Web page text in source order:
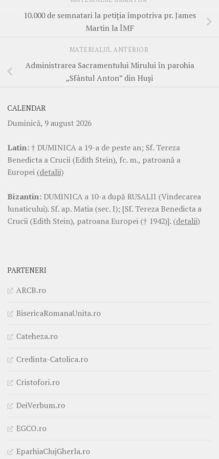
10.000 de semnatari la petiția împotriva pr. James
Martin la ÎMF
MATERIALUL ANTERIOR
Administrarea Sacramentului Mirului în parohia
„Sfântul Anton” din Huși
CALENDAR
Duminică, 9 august 2026
Latin:† DUMINICA a 19-a de peste an; Sf. Tereza
Benedicta a Crucii (Edith Stein), fc. m., patroană a
Europei (detalii)
Bizantin: DUMINICA a 10-a după RUSALII (Vindecarea
lunaticului). Sf. ap. Matia (sec. I); [Sf. Tereza Benedicta a
Crucii (Edith Stein), patroana Europei († 1942)]. (detalii)
PARTENERI
ARCB.ro
BisericaRomanaUnita.ro
Cateheza.ro
Credinta-Catolica.ro
Cristofori.ro
DeiVerbum.ro
EGCO.ro
EparhiaClujGherla.ro